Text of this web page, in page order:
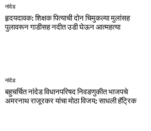
नांदेड
हृदयदावक: शिक्षक पित्याची दोन चिमुकल्या मुलांसह
पुलावरून गाडीसह नदीत उडी घेऊन आत्महत्या
नांदेड
बहुचर्चित नांदेड विधानपरिषद निवडणुकीत भाजपचे
अमरनाथ राजूरकर यांचा मोठा विजय; साधली हॅट्रिक